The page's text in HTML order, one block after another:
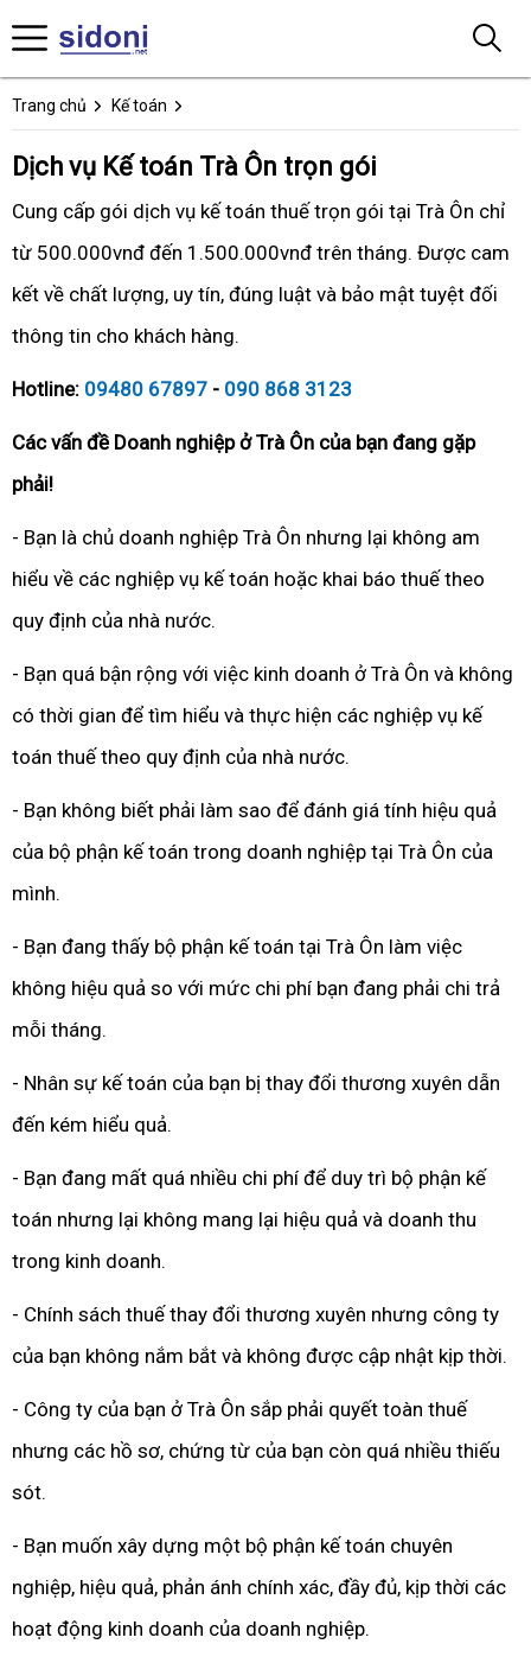
Trang chủ Kế toán
Dịch vụ Kế toán Trà Ôn trọn gói
Cung cấp gói dịch vụ kế toán thuế trọn gói tại Trà Ôn chỉ
từ 500.000vnđ đến 1.500.000vnđ trên tháng. Được cam
kết về chất lượng, uy tín, đúng luật và bảo mật tuyệt đối
thông tin cho khách hàng.
Hotline: 09480 67897 - 090 868 3123
Các vấn đề Doanh nghiệp ở Trà Ôn của bạn đang gặp
phải!
- Bạn là chủ doanh nghiệp Trà Ôn nhưng lại không am
hiểu về các nghiệp vụ kế toán hoặc khai báo thuế theo
quy định của nhà nước.
- Bạn quá bận rộng với việc kinh doanh ở Trà Ôn và không
có thời gian để tìm hiểu và thực hiện các nghiệp vụ kế
toán thuế theo quy định của nhà nước.
- Bạn không biết phải làm sao để đánh giá tính hiệu quả
của bộ phận kế toán trong doanh nghiệp tại Trà Ôn của
mình.
- Bạn đang thấy bộ phận kế toán tại Trà Ôn làm việc
không hiệu quả so với mức chi phí bạn đang phải chi trả
mỗi tháng.
- Nhân sự kế toán của bạn bị thay đổi thương xuyên dẫn
đến kém hiểu quả.
- Bạn đang mất quá nhiều chi phí để duy trì bộ phận kế
toán nhưng lại không mang lại hiệu quả và doanh thu
trong kinh doanh.
- Chính sách thuế thay đổi thương xuyên nhưng công ty
của bạn không nắm bắt và không được cập nhật kịp thời.
- Công ty của bạn ở Trà Ôn sắp phải quyết toàn thuế
nhưng các hồ sơ, chứng từ của bạn còn quá nhiều thiếu
sót.
- Bạn muốn xây dựng một bộ phận kế toán chuyên
nghiệp, hiệu quả, phản ánh chính xác, đầy đủ, kịp thời các
hoạt động kinh doanh của doanh nghiệp.